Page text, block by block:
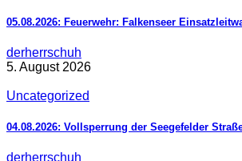
05.08.2026: Feuerwehr: Falkenseer
derherrschuh
5. August 2026
Uncategorized
04.08.2026: Vollsperrung der Seegefelder
derherrschuh